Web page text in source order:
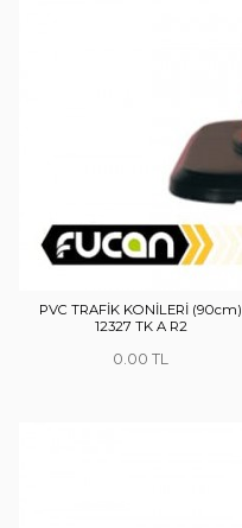
PVC TRAFİK KONİLERİ (90cm)
12327 TK A R2
0.00